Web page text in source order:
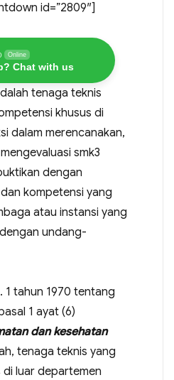
id=”2809″]
Online
Chat with us
tenaga teknis
khusus di
dalam merencanakan,
smk3
dengan
kompetensi yang
atau instansi yang
undang-
1 tahun 1970 tentang
1 ayat (6)
dan kesehatan
tenaga teknis yang
di luar departemen